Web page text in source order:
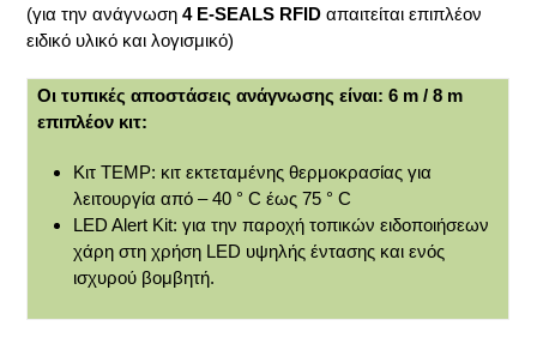
(για την ανάγνωση4 E-SEALS RFID απαιτείται επιπλέον
ειδικό υλικό και λογισμικό)
Οι τυπικές αποστάσεις ανάγνωσης είναι: 6 m / 8 m
επιπλέον κιτ:
Κιτ TEMP: κιτ εκτεταμένης θερμοκρασίας για
λειτουργία από – 40 ° C έως 75 ° C
LED Alert Kit: για την παροχή τοπικών ειδοποιήσεων
χάρη στη χρήση LED υψηλής έντασης και ενός
ισχυρού βομβητή.